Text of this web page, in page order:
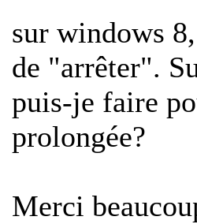
sur windows
de "arrêter".
puis-je faire
prolongée?
Merci